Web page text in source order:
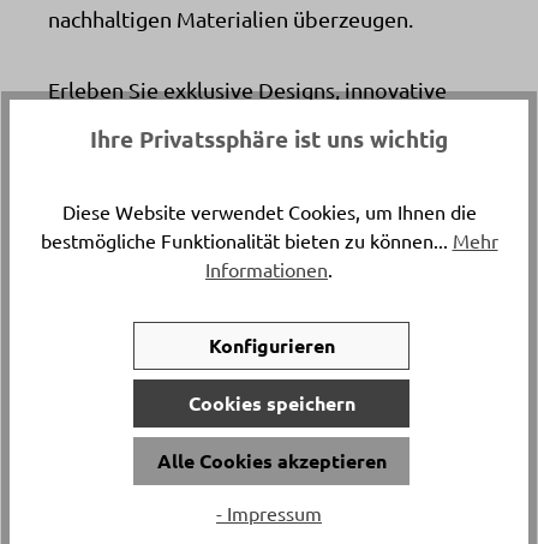
nachhaltigen Materialien überzeugen.
Erleben Sie exklusive Designs, innovative
live vor Ort. Unsere Ausstellung macht Lust
Individuell. Verlässlich. Mit viel Herz fürs
Detail.
Ob für denNeubau, eine
Küchenumbau: Bei uns finden
Ihre Privatssphäre ist uns wichtig
Diese Website verwendet Cookies, um Ihnen die
bestmögliche Funktionalität bieten zu können... Mehr
Informationen
Konfigurieren
Cookies speichern
Alle Cookies akzeptieren
- Impressum